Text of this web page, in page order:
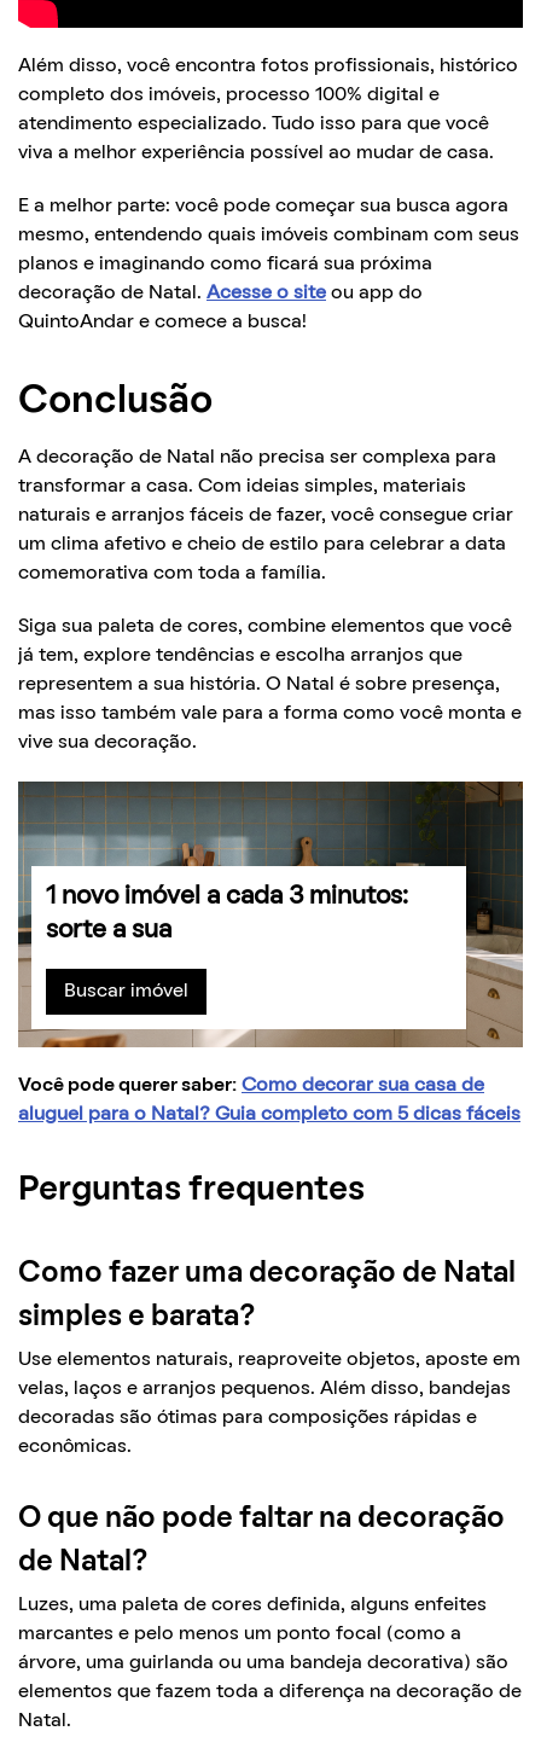
Além disso, você encontra fotos profissionais, histórico
completo dos imóveis, processo 100% digital e
atendimento especializado. Tudo isso para que você
viva a melhor experiência possível ao mudar de casa.
E a melhor parte: você pode começar sua busca agora
mesmo, entendendo quais imóveis combinam com seus
planos e imaginando como ficará sua próxima
decoração de Natal. Acesse o site ou app do
QuintoAndar e comece a busca!
Conclusão
A decoração de Natal não precisa ser complexa para
transformar a casa. Com ideias simples, materiais
naturais e arranjos fáceis de fazer, você consegue criar
um clima afetivo e cheio de estilo para celebrar a data
comemorativa com toda a família.
Siga sua paleta de cores, combine elementos que você
já tem, explore tendências e escolha arranjos que
representem a sua história. O Natal é sobre presença,
mas isso também vale para a forma como você monta e
vive sua decoração.
1 novo imóvel a cada 3 minutos:
sorte a sua
Buscar imóvel
Você pode querer saber: Como decorar sua casa de
aluguel para o Natal? Guia completo com 5 dicas fáceis
Perguntas frequentes
Como fazer uma decoração de Natal
simples e barata?
Use elementos naturais, reaproveite objetos, aposte em
velas, laços e arranjos pequenos. Além disso, bandejas
decoradas são ótimas para composições rápidas e
econômicas.
O que não pode faltar na decoração
de Natal?
Luzes, uma paleta de cores definida, alguns enfeites
marcantes e pelo menos um ponto focal (como a
árvore, uma guirlanda ou uma bandeja decorativa) são
elementos que fazem toda a diferença na decoração de
Natal.